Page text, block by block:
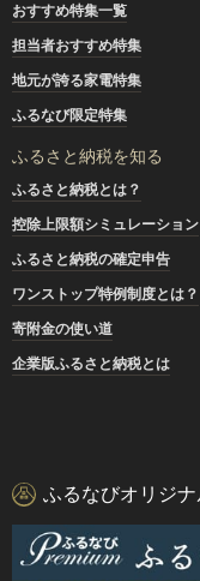
おすすめ特集一覧
担当者おすすめ特集
地元が誇る家電特集
ふるなび限定特集
ふるさと納税を知る
ふるさと納税とは？
控除上限額シミュレーション
ふるさと納税の確定申告
ワンストップ特例制度とは？
寄附金の使い道
企業版ふるさと納税とは
ふるなびオリジ